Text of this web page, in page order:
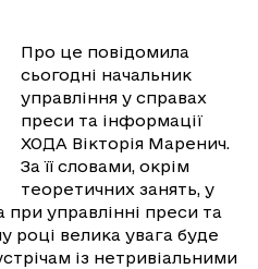
Про це повідомила
сьогодні начальник
управління у справах
преси та інформації
ХОДА Вікторія Маренич.
За її словами, окрім
теоретичних занять, у
управлінні преси та
році велика увага буде
із нетривіальними